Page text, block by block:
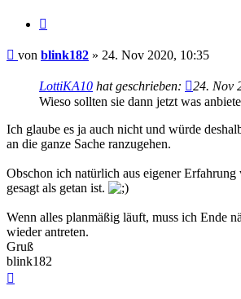
Beitrag
von blink182 » 24. Nov 2020, 10:35
LottiKA10 hat geschrieben:
24. Nov
Wieso sollten sie dann jetzt was
Ich glaube es ja auch nicht und würde
an die ganze Sache ranzugehen.
Obschon ich natürlich aus eigener Erfahrung
gesagt als getan ist.
Wenn alles planmäßig läuft, muss ich Ende
wieder antreten.
Gruß
blink182